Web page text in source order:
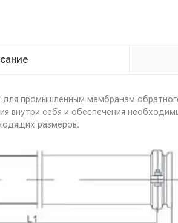
для промышленным мембранам
внутри себя и обеспечения
размеров.